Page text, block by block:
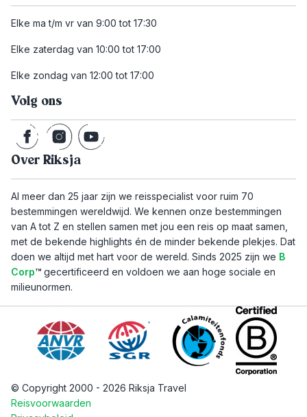
Elke ma t/m vr van 9:00 tot 17:30
Elke zaterdag van 10:00 tot 17:00
Elke zondag van 12:00 tot 17:00
Volg ons
Over Riksja
Al meer dan 25 jaar zijn we reisspecialist voor ruim 70
bestemmingen wereldwijd. We kennen onze bestemmingen
van A tot Z en stellen samen met jou een reis op maat samen,
met de bekende highlights én de minder bekende plekjes. Dat
doen we altijd met hart voor de wereld. Sinds 2025 zijn we B
Corp™ gecertificeerd en voldoen we aan hoge sociale en
milieunormen.
© Copyright 2000 - 2026 Riksja Travel
Reisvoorwaarden